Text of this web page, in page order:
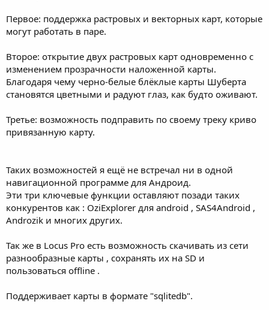
Первое: поддержка растровых и векторных карт, которые
могут работать в паре.
Второе: открытие двух растровых карт одновременно с
изменением прозрачности наложенной карты.
Благодаря чему черно-белые блёклые карты Шуберта
становятся цветными и радуют глаз, как будто оживают.
Третье: возможность подправить по своему треку криво
привязанную карту.
Таких возможностей я ещё не встречал ни в одной
навигационной программе для Андроид.
Эти три ключевые функции оставляют позади таких
конкурентов как : ОziЕxplorer для android , SAS4Android ,
Androzik и многих других.
Так же в Locus Pro есть возможность скачивать из сети
разнообразные карты , сохранять их на SD и
пользоваться offline .
Поддерживает карты в формате "sqlitedb".